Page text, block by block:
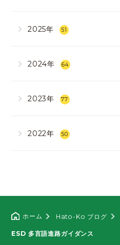
2025年 51
2024年 64
2023年 77
2022年 50
ホーム Hato-Ko ブログ
ESD 多言語進路ガイダンス